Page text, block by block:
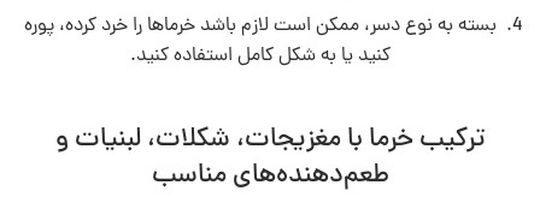
بسته به نوع دسر، ممکن است لازم باشد خرماها را خرد کرده، پوره
کنید یا به شکل کامل استفاده کنید.
ترکیب خرما با مغزیجات، شکلات، لبنیات و
طعم‌دهنده‌های مناسب